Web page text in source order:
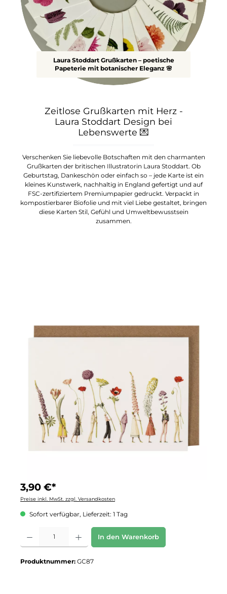
Laura Stoddart Grußkarten – poetische
Papeterie mit botanischer Eleganz 🌸
Zeitlose Grußkarten mit Herz -
Laura Stoddart Design bei
Lebenswerte 💌
Verschenken Sie liebevolle Botschaften mit den charmanten
Grußkarten der britischen Illustratorin Laura Stoddart. Ob
Geburtstag, Dankeschön oder einfach so – jede Karte ist ein
kleines Kunstwerk, nachhaltig in England gefertigt und auf
FSC-zertifiziertem Premiumpapier gedruckt. Verpackt in
kompostierbarer Biofolie und mit viel Liebe gestaltet, bringen
diese Karten Stil, Gefühl und Umweltbewusstsein
zusammen.
3,90 €*
Preise inkl. MwSt. zzgl. Versandkosten
Sofort verfügbar, Lieferzeit: 1 Tag
Produkt Anzahl: Gib den gewünschten Wert ein oder benutze die Schaltflächen
In den Warenkorb
Produktnummer: GC87